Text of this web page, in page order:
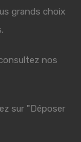
grands choix
nos
sur "Déposer